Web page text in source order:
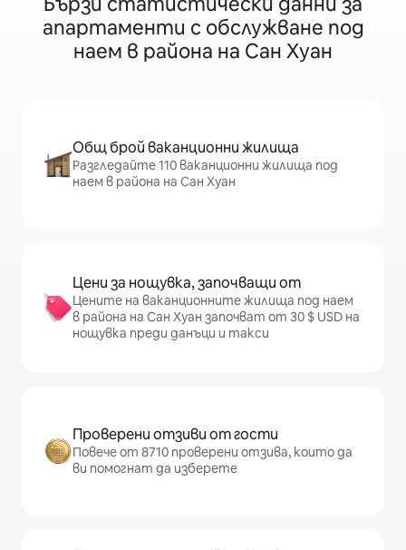
апартаменти с обслужване под
наем в района на Сан Хуан
Общ брой ваканционни жилища
Разгледайте 110 ваканционни жилища под
наем в района на Сан Хуан
Цени за нощувка, започващи от
Цените на ваканционните жилища под наем
в района на Сан Хуан започват от 30 $ USD на
нощувка преди данъци и такси
Проверени отзиви от гости
Повече от 8710 проверени отзива, които да
ви помогнат да изберете